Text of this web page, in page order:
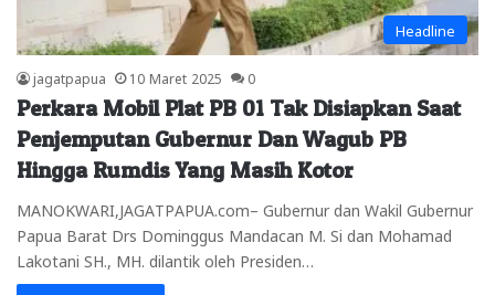
Headline
jagatpapua 10 Maret 2025 0
Perkara Mobil Plat PB 01 Tak Disiapkan Saat
Penjemputan Gubernur Dan Wagub PB
Hingga Rumdis Yang Masih Kotor
MANOKWARI,JAGATPAPUA.com– Gubernur dan Wakil Gubernur
Papua Barat Drs Dominggus Mandacan M. Si dan Mohamad
Lakotani SH., MH. dilantik oleh Presiden…